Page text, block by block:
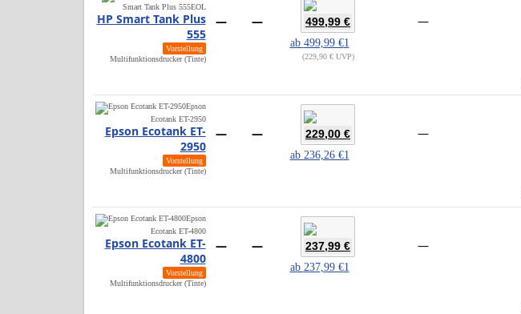
Smart Tank Plus 555EOL
HP Smart Tank Plus
555
Vorstellung
Multifunktionsdrucker (Tinte)
— — 499,99 €
ab 499,99 €1
229,90 € UVP
—
Epson
Ecotank ET-2950
Epson Ecotank ET-
2950
Vorstellung
Multifunktionsdrucker (Tinte)
— — 229,00 €
ab 236,26 €1
—
Epson
Ecotank ET-4800
Epson Ecotank ET-
4800
Vorstellung
Multifunktionsdrucker (Tinte)
— — 237,99 €
ab 237,99 €1
—